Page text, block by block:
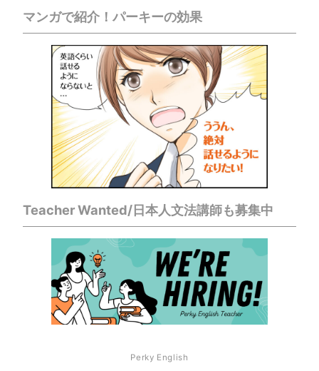
マンガで紹介！パーキーの効果
Teacher Wanted/日本人文法講師も募集中
Perky English